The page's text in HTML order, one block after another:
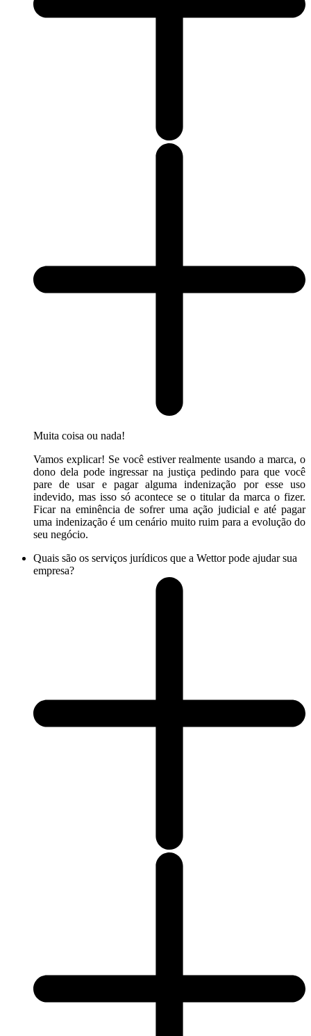
Muita coisa ou nada!
Vamos explicar! Se você estiver realmente usando a marca, o
dono dela pode ingressar na justiça pedindo para que você
pare de usar e pagar alguma indenização por esse uso
indevido, mas isso só acontece se o titular da marca o fizer.
Ficar na eminência de sofrer uma ação judicial e até pagar
uma indenização é um cenário muito ruim para a evolução do
seu negócio.
Quais são os serviços jurídicos que a Wettor pode ajudar sua
empresa?